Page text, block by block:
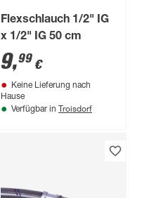
Flexschlauch 1/2" IG
x 1/2" IG 50 cm
9,99 €
Keine Lieferung nach
Hause
Verfügbar in Troisdorf